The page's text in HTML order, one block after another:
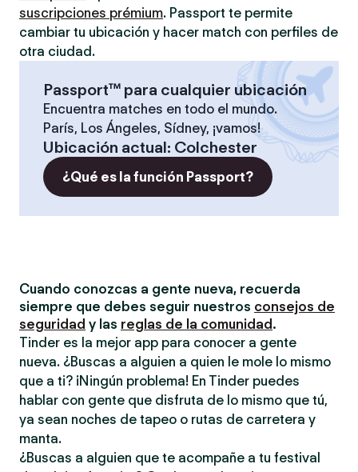
suscripciones prémium. Passport te permite
cambiar tu ubicación y hacer match con perfiles de
otra ciudad.
Passport™ para cualquier ubicación
Encuentra matches en todo el mundo.
París, Los Ángeles, Sídney, ¡vamos!
Ubicación actual: Colchester
¿Qué es la función Passport?
Cuando conozcas a gente nueva, recuerda
siempre que debes seguir nuestros consejos de
seguridad y las reglas de la comunidad .
Tinder es la mejor app para conocer a gente
nueva. ¿Buscas a alguien a quien le mole lo mismo
que a ti? ¡Ningún problema! En Tinder puedes
hablar con gente que disfruta de lo mismo que tú,
ya sean noches de tapeo o rutas de carretera y
manta.
¿Buscas a alguien que te acompañe a tu festival